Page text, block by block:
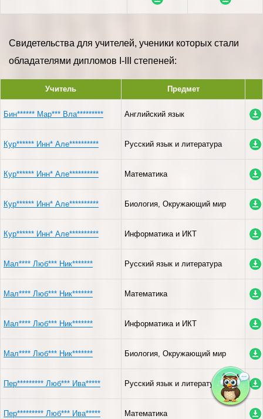
Свидетельства для учителей, ученики которых стали
обладателями дипломов I-III степеней:
Учитель Предмет
Бин****** Мар*** Вла********* Английский язык
Кур****** Инн* Але********** Русский язык и литература
Кур****** Инн* Але********** Математика
Кур****** Инн* Але********** Биология, Окружающий мир
Кур****** Инн* Але********** Информатика и ИКТ
Мал**** Люб*** Ник******* Русский язык и литература
Мал**** Люб*** Ник******* Математика
Мал**** Люб*** Ник******* Информатика и ИКТ
Мал**** Люб*** Ник******* Биология, Окружающий мир
Пер********* Люб*** Ива***** Русский язык и литература
Пер********* Люб*** Ива***** Математика